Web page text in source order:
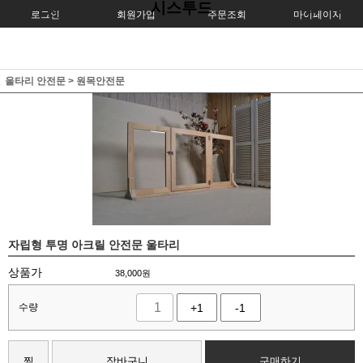
로그인 회원가입 주문조회 마이페이지
시스투드
울타리 안전문 > 원목안전문
자립형 투명 아크릴 안전문 울타리
상품가 38,000원
수량 +1 -1